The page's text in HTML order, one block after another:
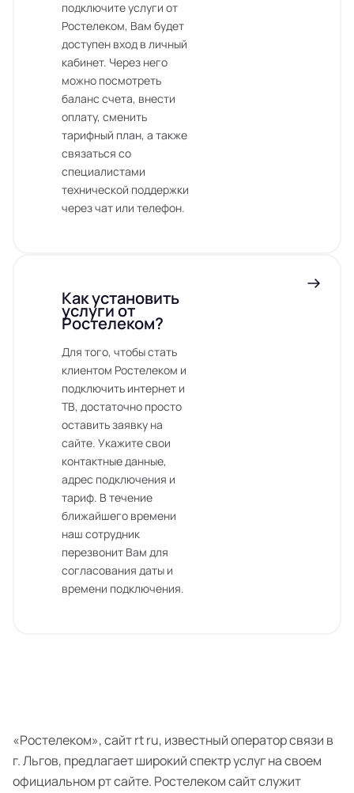
подключите услуги от
Ростелеком, Вам будет
доступен вход в личный
кабинет. Через него
можно посмотреть
баланс счета, внести
оплату, сменить
тарифный план, а также
связаться со
специалистами
технической поддержки
через чат или телефон.
Как установить
услуги от
Ростелеком?
Для того, чтобы стать
клиентом Ростелеком и
подключить интернет и
ТВ, достаточно просто
оставить заявку на
сайте. Укажите свои
контактные данные,
адрес подключения и
тариф. В течение
ближайшего времени
наш сотрудник
перезвонит Вам для
согласования даты и
времени подключения.
«Ростелеком», сайт rt ru, известный оператор связи в
г. Льгов, предлагает широкий спектр услуг на своем
официальном рт сайте. Ростелеком сайт служит